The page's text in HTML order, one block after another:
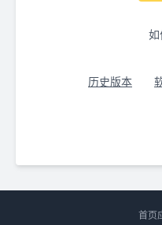
如
历史版本
首页